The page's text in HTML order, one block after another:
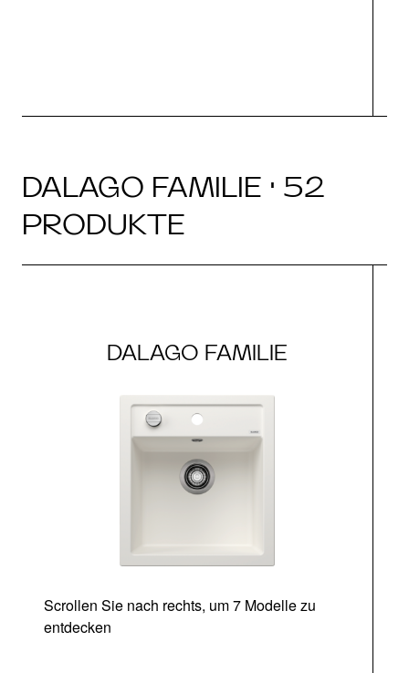
DALAGO FAMILIE · 52
PRODUKTE
DALAGO FAMILIE
Scrollen Sie nach rechts, um 7 Modelle zu
entdecken